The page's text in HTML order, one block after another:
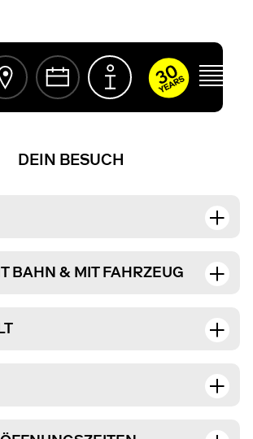
ivermectine
kopen
zonder
DEIN BESUCH
BAHN & MIT FAHRZEUG